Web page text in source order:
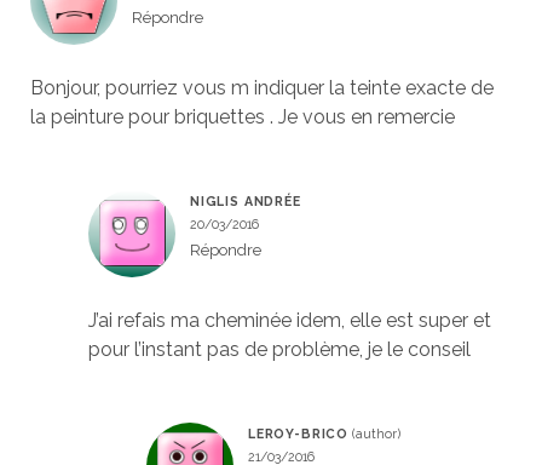
Répondre
Bonjour, pourriez vous m indiquer la teinte exacte de
la peinture pour briquettes . Je vous en remercie
NIGLIS ANDRÉE
20/03/2016
Répondre
J’ai refais ma cheminée idem, elle est super et
pour l’instant pas de problème, je le conseil
LEROY-BRICO
21/03/2016